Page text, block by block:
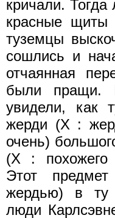
кричали.
красные
туземцы
сошлись и
отчаянная
были пращи.
увидели, как
жерди (X :
очень)
(X : похожего
Этот
жердью) в ту
люди